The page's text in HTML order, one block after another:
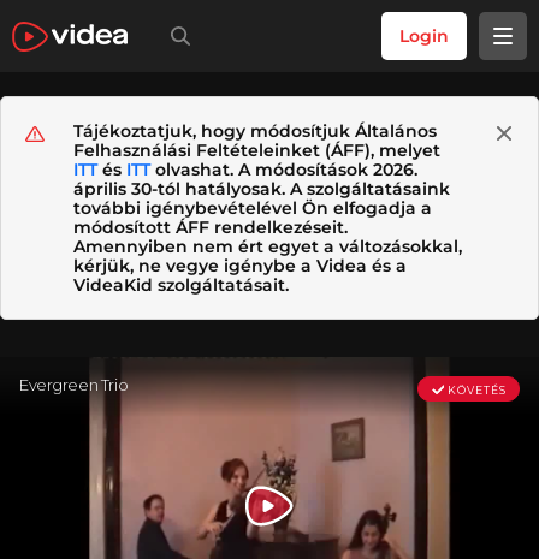
Login
Tájékoztatjuk, hogy módosítjuk Általános
Felhasználási Feltételeinket (ÁFF), melyet
ITTés ITTolvashat. A módosítások 2026.
április 30-tól hatályosak. A szolgáltatásaink
további igénybevételével Ön elfogadja a
módosított ÁFF rendelkezéseit.
Amennyiben nem ért egyet a változásokkal,
kérjük, ne vegye igénybe a Videa és a
VideaKid szolgáltatásait.